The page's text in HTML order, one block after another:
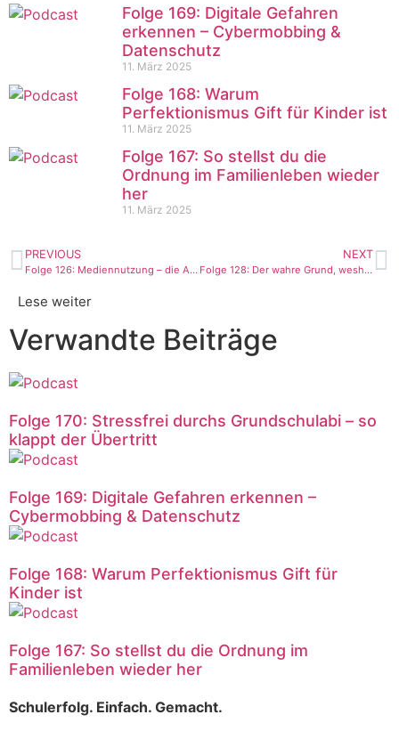
Folge 169: Digitale Gefahren
erkennen – Cybermobbing &
Datenschutz
11. März 2025
Folge 168: Warum
Perfektionismus Gift für Kinder ist
11. März 2025
Folge 167: So stellst du die
Ordnung im Familienleben wieder
her
11. März 2025
PREVIOUS
Folge 126: Mediennutzung – die Antwort auf diese Fragen musst du kennen
NEXT
Folge 128: Der wahre Grund, weshalb Medien Kinder süchtig machen
Lese weiter
Verwandte Beiträge
Folge 170: Stressfrei durchs Grundschulabi – so
klappt der Übertritt
Folge 169: Digitale Gefahren erkennen –
Cybermobbing & Datenschutz
Folge 168: Warum Perfektionismus Gift für
Kinder ist
Folge 167: So stellst du die Ordnung im
Familienleben wieder her
Schulerfolg. Einfach. Gemacht.